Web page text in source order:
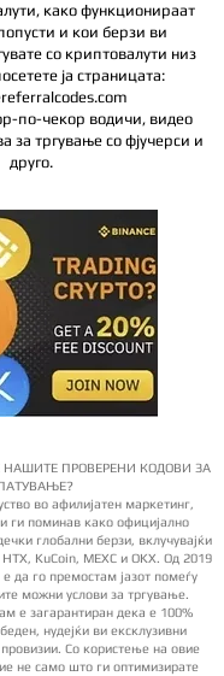
како функционираат
и кои берзи ви
со криптовалути низ
ја страницата:
по-чекор водичи, видео
за тргување со фјучерси и
друго.
НАШИТЕ ПРОВЕРЕНИ КОДОВИ ЗА
во афилијатен маркетинг,
ги поминав како официјално
глобални берзи, вклучувајќи
KuCoin, MEXC и OKX. Од 2019
е да го премостам јазот помеѓу
можни услови за тргување.
е загарантиран дека е 100%
нудејќи ви ексклузивни
Со користење на овие
не само што ги оптимизирате